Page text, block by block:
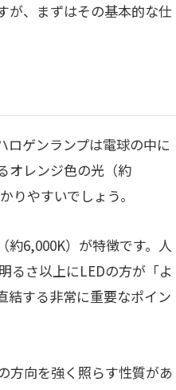
が、まずはその基本的な仕
ロゲンランプは電球の中に
オレンジ色の光（約
りやすいでしょう。
約6,000K）が特徴です。人
るさ以上にLEDの方が「よ
結する非常に重要なポイン
方向を強く照らす性質があ